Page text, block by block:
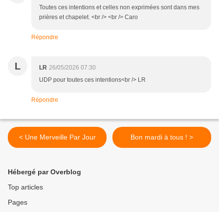
Toutes ces intentions et celles non exprimées sont dans mes
prières et chapelet. <br /> <br /> Caro
Répondre
L LR 26/05/2026 07:30
UDP pour toutes ces intentions<br /> LR
Répondre
< Une Merveille Par Jour Bon mardi à tous ! >
Hébergé par Overblog
Top articles
Pages